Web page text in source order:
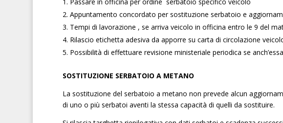
Appuntamento concordato per sostituzione serbatoio e
Tempi di lavorazione , se arriva veicolo in officina entro le 9 del
Rilascio etichetta adesiva da apporre su carta di circolazione
Possibilità di effettuare revisione ministeriale periodica se
SOSTITUZIONE SERBATOIO A METANO
La sostituzione del serbatoio a metano non prevede alcun
di uno o più serbatoi aventi la stessa capacità di quelli da sostituire.